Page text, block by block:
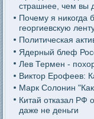
страшнее, чем вы
Почему я никогда
георгиевскую
Политическая
Ядерный блеф
Лев Термен -
Виктор Ерофеев:
Марк Солонин
Китай отказал РФ
даже не деньги